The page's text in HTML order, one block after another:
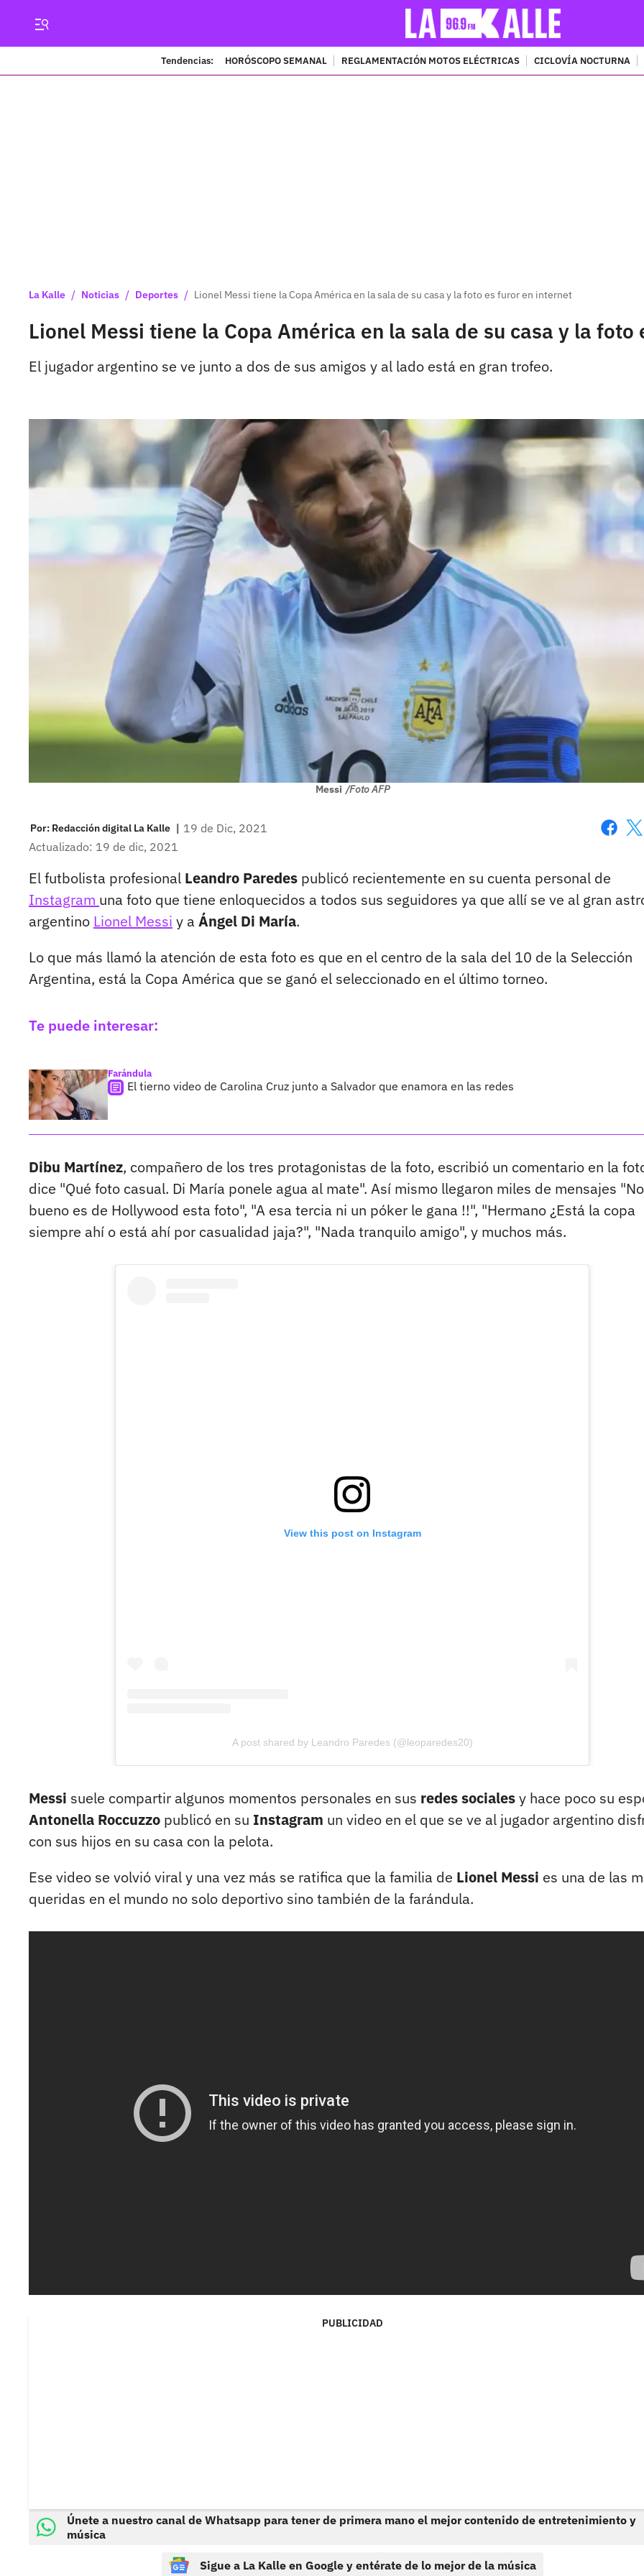
Tendencias: HORÓSCOPO SEMANAL REGLAMENTACIÓN MOTOS ELÉCTRICAS CICLOVÍA NOCTURNA
La Kalle / Noticias / Deportes / Lionel Messi tiene la Copa América en la sala de su casa y la foto es furor en internet
Lionel Messi tiene la Copa América en la sala de su casa y la
El jugador argentino se ve junto a dos de sus amigos y al lado está en gran trofeo.
Messi /Foto AFP
Por: Redacción digital La Kalle | 19 de Dic, 2021
Actualizado: 19 de dic, 2021
El futbolista profesional Leandro Paredes publicó recientemente en su cuenta personal de
Instagram una foto que tiene enloquecidos a todos sus seguidores ya que allí se ve al gran
argentino Lionel Messi y a Ángel Di María.
Lo que más llamó la atención de esta foto es que en el centro de la sala del 10 de la Selección
Argentina, está la Copa América que se ganó el seleccionado en el último torneo.
Te puede interesar:
Farándula
El tierno video de Carolina Cruz junto a Salvador que enamora en las redes
Dibu Martínez, compañero de los tres protagonistas de la foto, escribió un comentario en la
dice "Qué foto casual. Di María ponele agua al mate". Así mismo llegaron miles de mensajes "No
bueno es de Hollywood esta foto", "A esa tercia ni un póker le gana !!", "Hermano ¿Está la copa
siempre ahí o está ahí por casualidad jaja?", "Nada tranquilo amigo", y muchos más.
View this post on Instagram
A post shared by Leandro Paredes (@leoparedes20)
Messi suele compartir algunos momentos personales en sus redes socialesy hace poco su
Antonella Roccuzzo publicó en su Instagram un video en el que se ve al jugador argentino
con sus hijos en su casa con la pelota.
Ese video se volvió viral y una vez más se ratifica que la familia de Lionel Messi es una de las
queridas en el mundo no solo deportivo sino también de la farándula.
PUBLICIDAD
Únete a nuestro canal de Whatsapp para tener de primera mano el mejor contenido de entretenimiento y
música
Sigue a La Kalle en Google y entérate de lo mejor de la música